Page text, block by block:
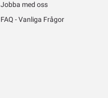
Jobba med oss
FAQ - Vanliga Frågor